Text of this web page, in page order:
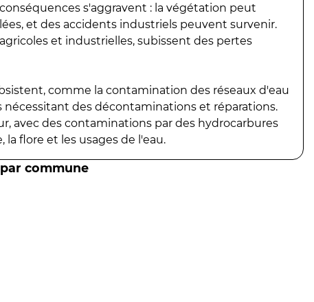
s'aggravent : la végétation peut
et des accidents industriels peuvent survenir.
et industrielles, subissent des pertes
comme la contamination des réseaux d'eau
des décontaminations et réparations.
avec des contaminations par des hydrocarbures
flore et les usages de l'eau.
commune